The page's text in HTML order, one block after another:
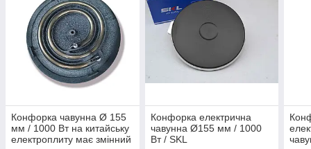
Конфорка чавунна Ø 155
мм / 1000 Вт на китайську
електроплиту має змінний
Конфорка електрична
чавунна Ø155 мм / 1000
Вт / SKL